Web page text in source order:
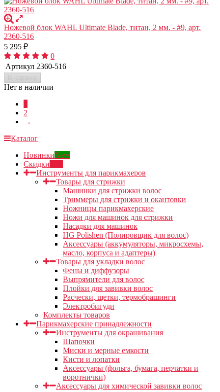
Ножевой блок WAHL Ultimate Blade, титан, 2 мм. - #9, арт.
2360-516
5 295 ₽
0
Артикул 2360-516
Нет в наличии
2
→
Каталог
НовинкиNew
Скидки
Инструменты для парикмахеров
Товары для стрижки
Машинки для стрижки волос
Триммеры для стрижки и окантовки
Ножницы парикмахерские
Ножи для машинок для стрижки
Насадки для машинок
HG Polishen (Полировщик для волос)
Аксессуары (аккумуляторы, микросхемы,
масло, корпуса и адаптеры)
Товары для укладки волос
Фены и диффузоры
Выпрямители для волос
Плойки для завивки волос
Расчески, щетки, термобрашинги
Электробигуди
Комплекты товаров
Парикмахерские принадлежности
Инструменты для окрашивания
Шапочки
Миски и мерные емкости
Кисти и лопатки
Аксессуары (фольга, бумага, перчатки и
воротнички)
Аксессуары для химической завивки волос